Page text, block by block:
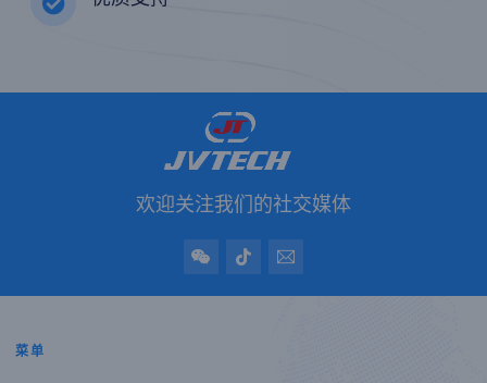
欢迎关注我们的社交媒体
菜单